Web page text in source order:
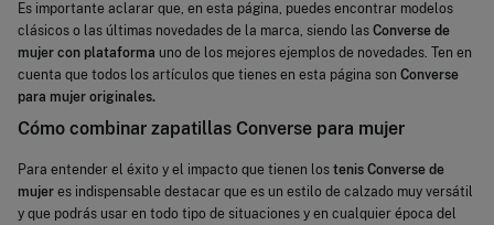
Es importante aclarar que, en esta página, puedes encontrar modelos
clásicos o las últimas novedades de la marca, siendo las Converse de
mujer con plataforma uno de los mejores ejemplos de novedades. Ten en
cuenta que todos los artículos que tienes en esta página son Converse
para mujer originales.
Cómo combinar zapatillas Converse para mujer
Para entender el éxito y el impacto que tienen los tenis Converse de
mujer es indispensable destacar que es un estilo de calzado muy versátil
y que podrás usar en todo tipo de situaciones y en cualquier época del